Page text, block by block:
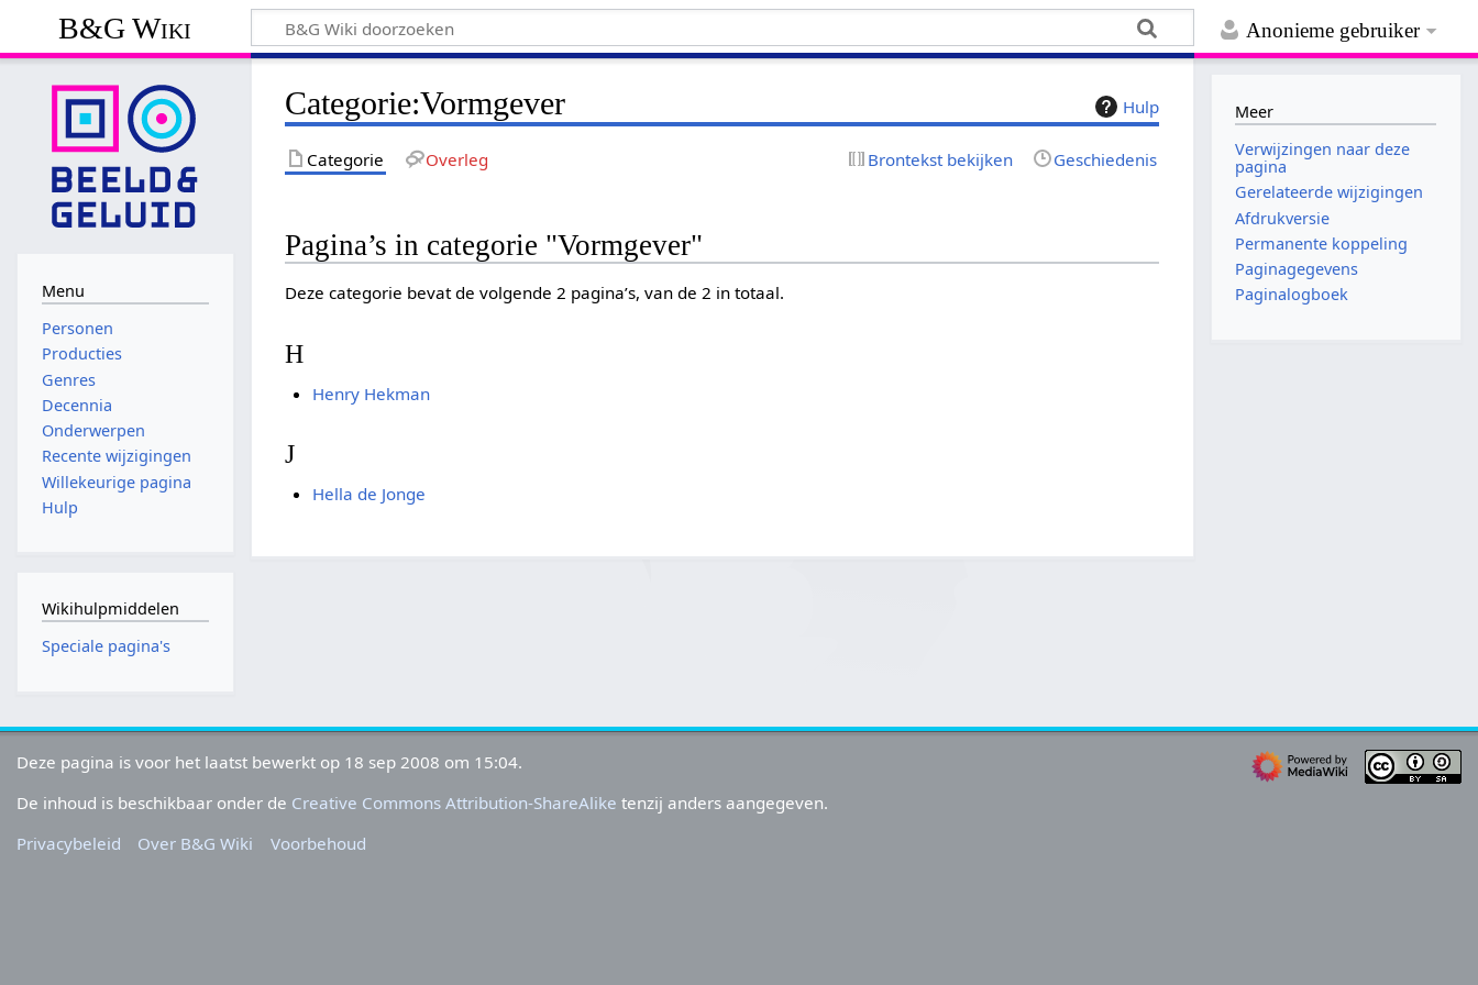
Anonieme gebruiker
B&G Wiki
Hulp
Categorie:Vormgever
Categorie Overleg Brontekst bekijken Geschiedenis
Pagina’s in categorie "Vormgever"
Deze categorie bevat de volgende 2 pagina’s, van de 2 in totaal.
H
Henry Hekman
J
Hella de Jonge
Menu
Personen
Producties
Genres
Decennia
Onderwerpen
Recente wijzigingen
Willekeurige pagina
Hulp
Wikihulpmiddelen
Speciale pagina's
Meer
Verwijzingen naar deze
pagina
Gerelateerde wijzigingen
Afdrukversie
Permanente koppeling
Paginagegevens
Paginalogboek
Deze pagina is voor het laatst bewerkt op 18 sep 2008 om 15:04.
De inhoud is beschikbaar onder de Creative Commons Attribution-ShareAlike tenzij anders aangegeven.
Privacybeleid
Over B&G Wiki Voorbehoud